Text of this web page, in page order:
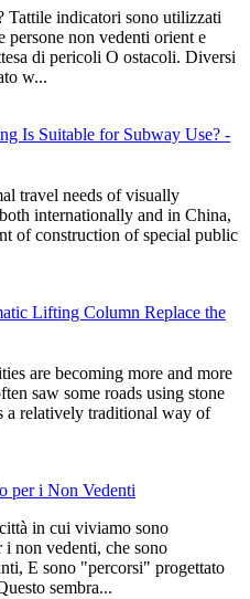
Tattile indicatori sono utilizzati
persone non vedenti orient e
di pericoli O ostacoli. Diversi
w...
Is Suitable for Subway Use? -
travel needs of visually
internationally and in China,
of construction of special public
Lifting Column Replace the
are becoming more and more
saw some roads using stone
a relatively traditional way of
per i Non Vedenti
in cui viviamo sono
non vedenti, che sono
E sono "percorsi" progettato
sembra...